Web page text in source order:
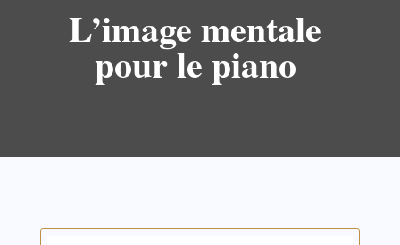
L’image mentale
pour le piano